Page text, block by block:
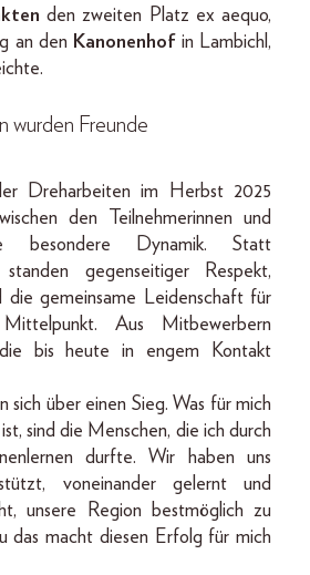
den zweiten Platz ex aequo,
an den Kanonenhofin Lambichl,
wurden Freunde
Dreharbeiten im Herbst 2025
den Teilnehmerinnen und
besondere Dynamik. Statt
standen gegenseitiger Respekt,
die gemeinsame Leidenschaft für
Aus Mitbewerbern
bis heute in engem Kontakt
sich über einen Sieg. Was für mich
sind die Menschen, die ich durch
durfte. Wir haben uns
voneinander gelernt und
unsere Region bestmöglich zu
das macht diesen Erfolg für mich